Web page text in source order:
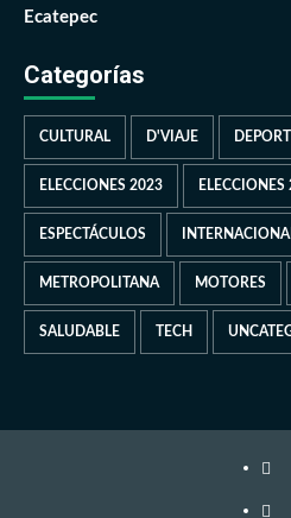
Ecatepec
Categorías
CULTURAL D'VIAJE
ELECCIONES 2023 ELECCIONES
ESPECTÁCULOS
METROPOLITANA MOTORES
SALUDABLE TECH